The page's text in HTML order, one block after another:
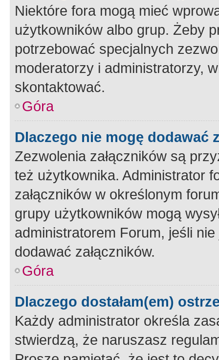
Niektóre fora mogą mieć
użytkowników albo grup. Żeby
potrzebować specjalnych
moderatorzy i administratorzy,
skontaktować.
Góra
Dlaczego nie mogę dodawać
Zezwolenia załączników są
też użytkownika. Administrator
załączników w określonym
grupy użytkowników mogą
administratorem Forum, jeśli
dodawać załączników.
Góra
Dlaczego dostałam(em)
Każdy administrator określa
stwierdzą, że naruszasz